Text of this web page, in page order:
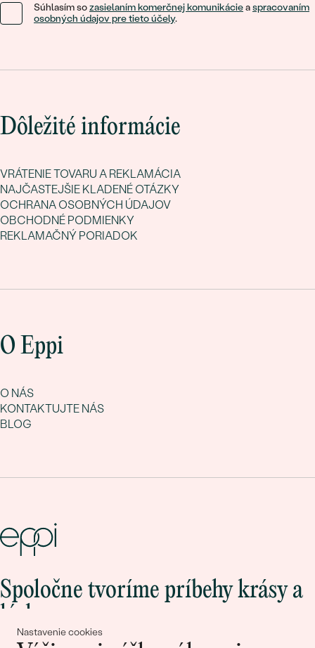
Nastavenie cookies
Súhlasím sozasielaním komerčnej komunikácieaspracovaním
osobných údajov pre tieto účely.
Dôležité informácie
VRÁTENIE TOVARU A REKLAMÁCIA
NAJČASTEJŠIE KLADENÉ OTÁZKY
OCHRANA OSOBNÝCH ÚDAJOV
OBCHODNÉ PODMIENKY
REKLAMAČNÝ PORIADOK
O Eppi
O NÁS
KONTAKTUJTE NÁS
BLOG
Spoločne tvoríme príbehy krásy a
lásky